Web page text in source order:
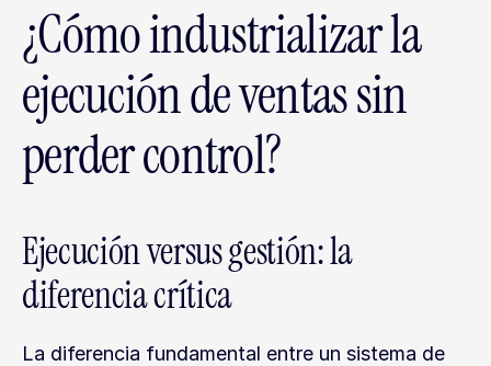
¿Cómo industrializar la
ejecución de ventas sin
perder control?
Ejecución versus gestión: la
diferencia crítica
La diferencia fundamental entre un sistema de